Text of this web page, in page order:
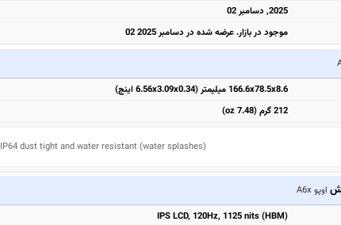
2025, دسامبر 02
موجود در بازار. عرضه شده در دسامبر 2025 02
166.6x78.5x8.6 میلیمتر (6.56x3.09x0.34 اینچ)
212 گرم (7.48 oz)
IP64 dust tight and water resistant (water splashes)
اوپو A6x
IPS LCD, 120Hz, 1125 nits (HBM)